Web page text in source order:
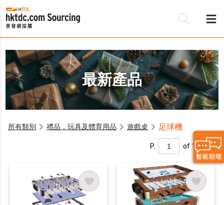
最新產品
所有類別 禮品，玩具及體育用品 遊戲桌 足球機
P. of 1